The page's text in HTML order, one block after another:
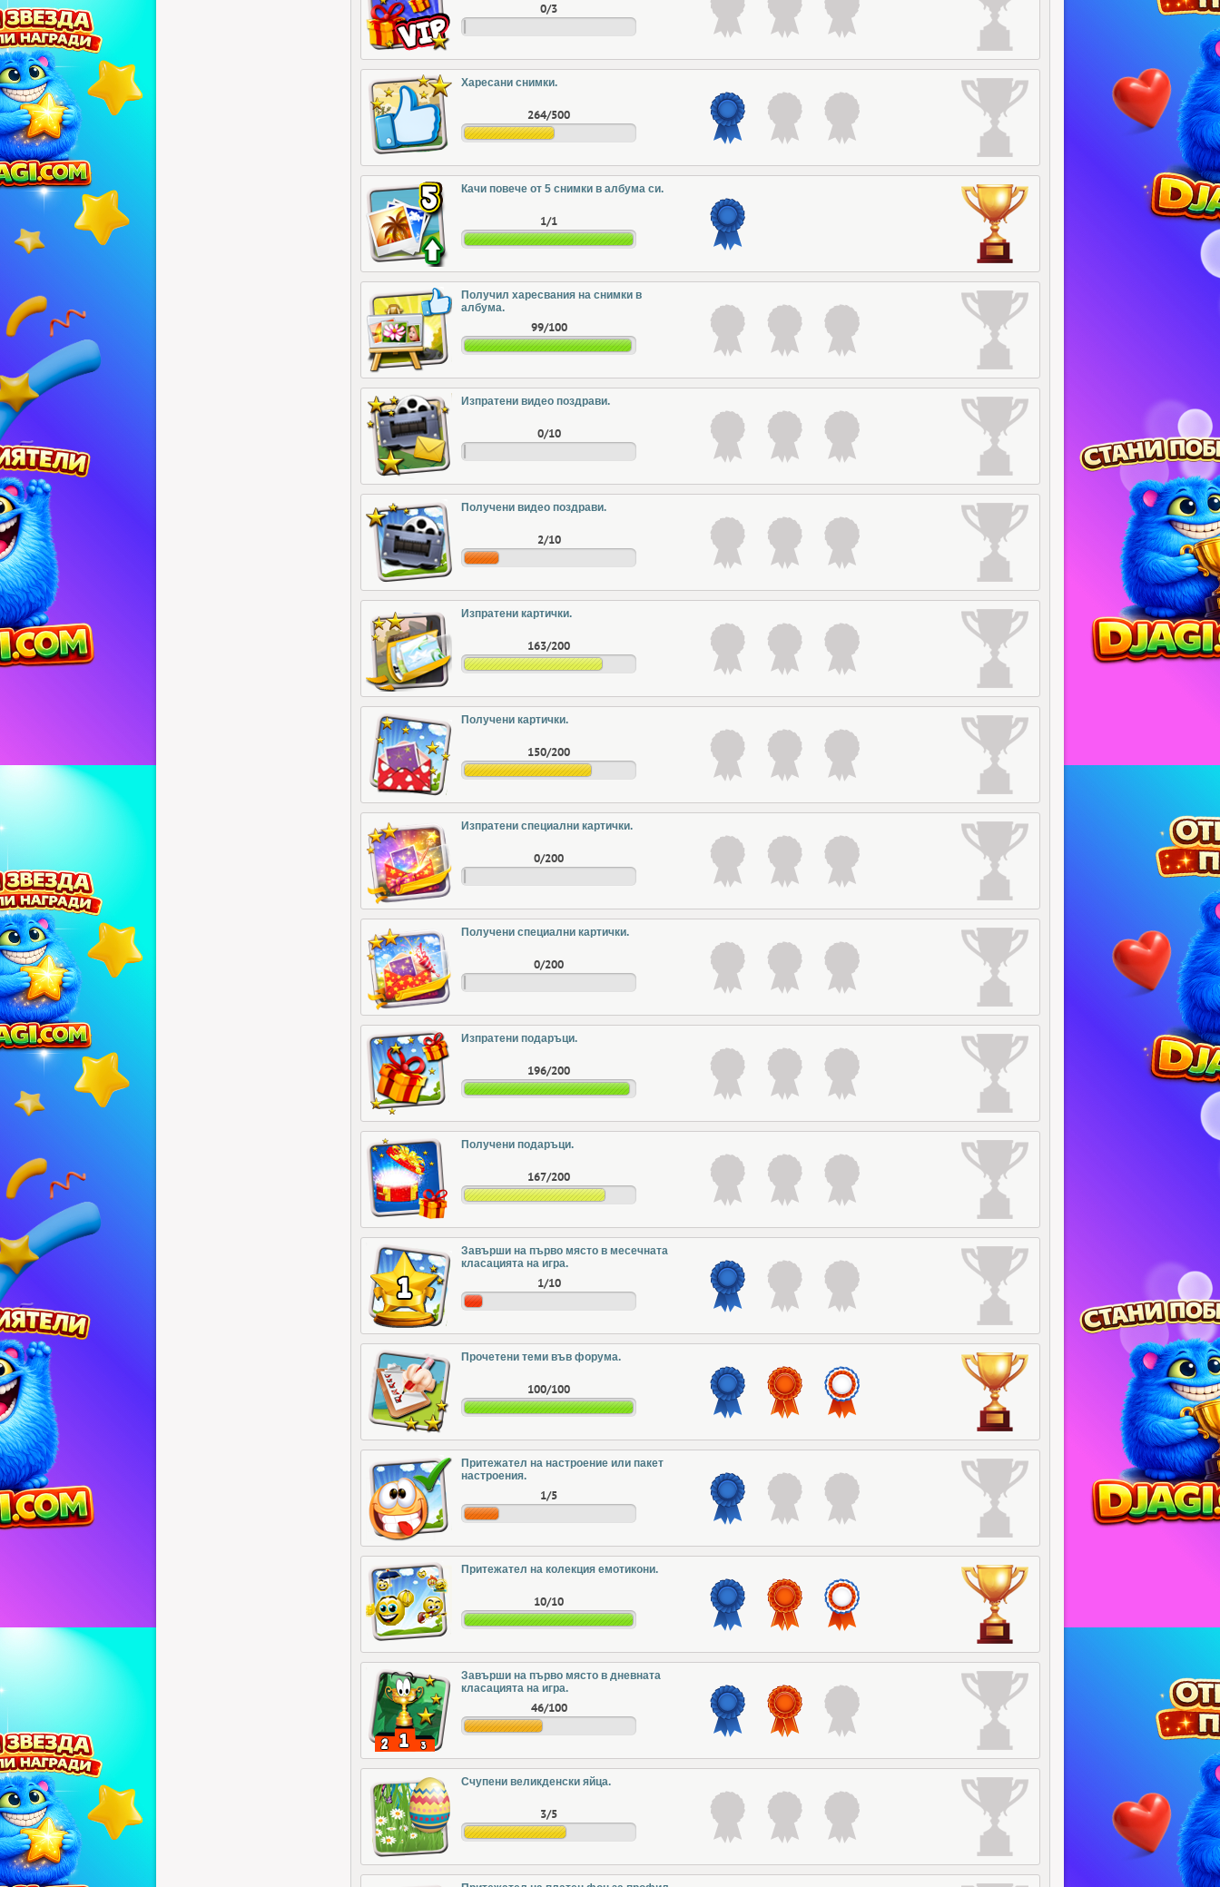
0/3
Харесани снимки.
264/500
Качи повече от 5 снимки в албума си.
1/1
Получил харесвания на снимки в
албума.
99/100
Изпратени видео поздрави.
0/10
Получени видео поздрави.
2/10
Изпратени картички.
163/200
Получени картички.
150/200
Изпратени специални картички.
0/200
Получени специални картички.
0/200
Изпратени подаръци.
196/200
Получени подаръци.
167/200
Завърши на първо място в месечната
класацията на игра.
1/10
Прочетени теми във форума.
100/100
Притежател на настроение или пакет
настроения.
1/5
Притежател на колекция емотикони.
10/10
Завърши на първо място в дневната
класацията на игра.
46/100
Счупени великденски яйца.
3/5